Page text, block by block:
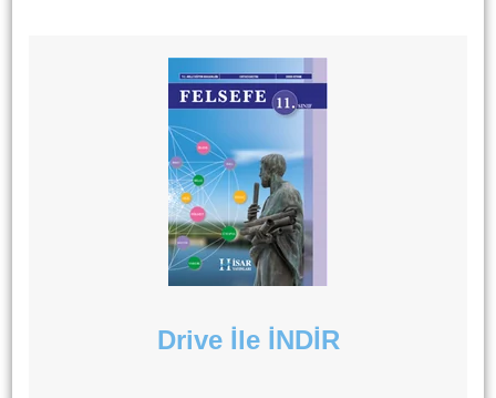
Drive İle İNDİR